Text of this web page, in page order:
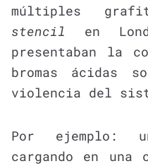
múltiples
stencil en
presentaban la
bromas ácidas
violencia del
Por ejemplo:
cargando en